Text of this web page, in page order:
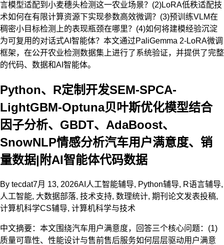
言模型适配到小麦穗头检测这一农业场景？(2)LoRA低秩适配技
术如何在有限计算资源下实现参数高效微调？(3)预训练VLM在
稠密小目标检测上的表现瓶颈在哪里？(4)如何将建模经验沉淀
为可复用的对话式AI智能体？本文通过PaliGemma 2-LoRA微调
框架，在公开农业检测数据集上进行了系统验证，并提供了完整
的代码、数据和AI智能体。
Python、R定制开发SEM-SPCA-
LightGBM-Optuna贝叶斯优化模型结合
因子分析、GBDT、AdaBoost、
SnowNLP情感分析汽车用户满意度、销
量数据|附AI智能体代码数据
By tecdat7月 13, 2026AI人工智能辅导, Python辅导, R语言辅导,
人工智能, 大数据部落, 技术支持, 数理统计, 期刊论文发表投稿,
计算机科学CS辅导, 计算机科学与技术
中文摘要：本文围绕汽车用户满意度，回答三个核心问题：(1)
质量可靠性、性能设计与售前售后服务如何层层驱动用户满意